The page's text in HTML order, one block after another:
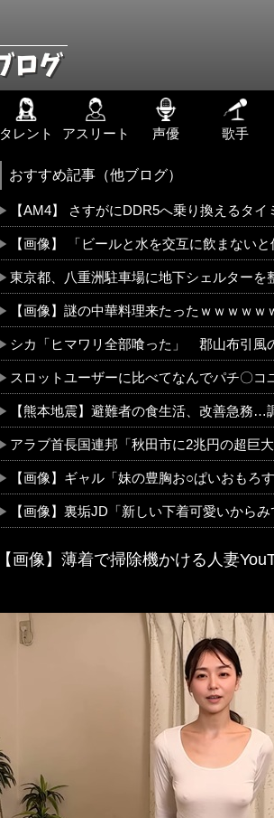
タレント アスリート 声優 歌手
おすすめ記事（他ブログ）
【AM4】 さすがにDDR5へ乗り換えるタ
【画像】 「ビールと水を交互に飲まない
東京都、八重洲駐車場に地下シェルター
【画像】謎の中華料理来たったｗｗｗｗｗ
シカ「ヒマワリ全部喰った」 郡山布引風
スロットユーザーに比べてなんでパチ〇
【熊本地震】避難者の食生活、改善急務
アラブ首長国連邦「秋田市に2兆円の超巨
【画像】ギャル「妹の豊胸お○ぱいおもろ
【画像】裏垢JD「新しい下着可愛いから
【画像】薄着で掃除機かける人妻